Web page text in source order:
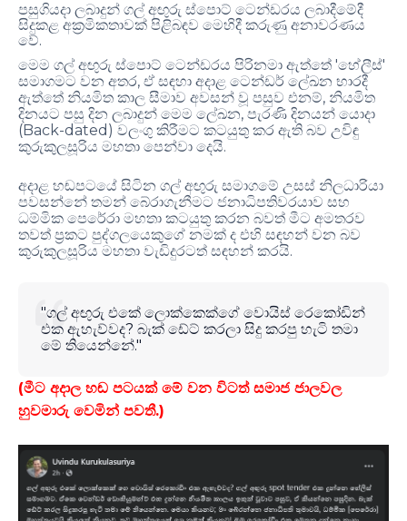
පසුගියදා ලබාදුන් ගල් අඟුරු ස්පොට් ටෙන්ඩරය ලබාදීමේදී
සිදුකළ අක්‍රමිකතාවක් පිළිබඳව මෙහිදී කරුණු අනාවරණය
වේ.
මෙම ගල් අඟුරු ස්පොට් ටෙන්ඩරය පිරිනමා ඇත්තේ 'හේලීස්'
සමාගමට වන අතර, ඒ සඳහා අදාළ ටෙන්ඩර් ලේඛන භාරදී
ඇත්තේ නියමිත කාල සීමාව අවසන් වූ පසුව එනම්, නියමිත
දිනයට පසු දින ලබාදුන් මෙම ලේඛන, පැරණි දිනයන් යොදා
(Back-dated) වලංගු කිරීමට කටයුතු කර ඇති බව උවිඳු
කුරුකුලසූරිය මහතා පෙන්වා දෙයි.
අදාළ හඬපටයේ සිටින ගල් අඟුරු සමාගමේ උසස් නිලධාරියා
පවසන්නේ තමන් බේරාගැනීමට ජනාධිපතිවරයාව සහ
ධම්මික පෙරේරා මහතා කටයුතු කරන බවත් මීට අමතරව
තවත් ප්‍රකට පුද්ගලයෙකුගේ නමක් ද එහි සඳහන් වන බව
කුරුකුලසූරිය මහතා වැඩිදුරටත් සඳහන් කරයි.
"ගල් අඟුරු එකේ ලොක්කෙක්ගේ වොයිස් රෙකෝඩින්
එක ඇහැව්වද? බැක් ඩේට් කරලා සිදු කරපු හැටි තමා
මේ තියෙන්නේ."
(මීට අදාල හඬ පටයක් මේ වන විටත් සමාජ ජාලවල
හුවමාරු වෙමින් පවතී.)